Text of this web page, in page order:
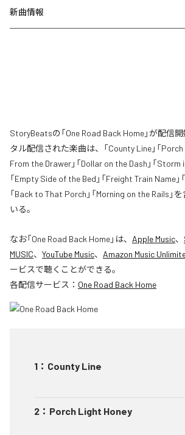
新曲情報
StoryBeatsの「One Road Back Home」が配信
タル配信された楽曲は、「County Line」「Porch
From the Drawer」「Dollar on the Dash」「Storm
「Empty Side of the Bed」「Freight Train Name」
「Back to That Porch」「Morning on the Rails」
いる。
なお「One Road Back Home」は、 Apple Music、
MUSIC、 YouTube Music、 Amazon Music
ービスで聴くことができる。
各配信サービス： One Road Back Home
1 ： County Line
2 ： Porch Light Honey